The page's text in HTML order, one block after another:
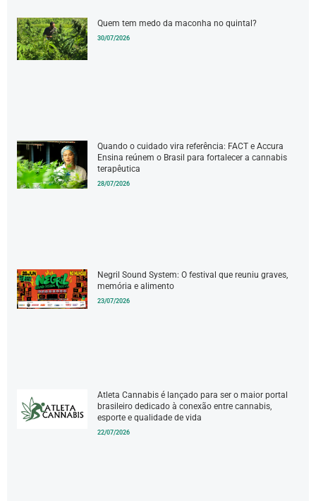
Quem tem medo da maconha no quintal?
30/07/2026
Quando o cuidado vira referência: FACT e Accura
Ensina reúnem o Brasil para fortalecer a cannabis
terapêutica
28/07/2026
Negril Sound System: O festival que reuniu graves,
memória e alimento
23/07/2026
Atleta Cannabis é lançado para ser o maior portal
brasileiro dedicado à conexão entre cannabis,
esporte e qualidade de vida
22/07/2026